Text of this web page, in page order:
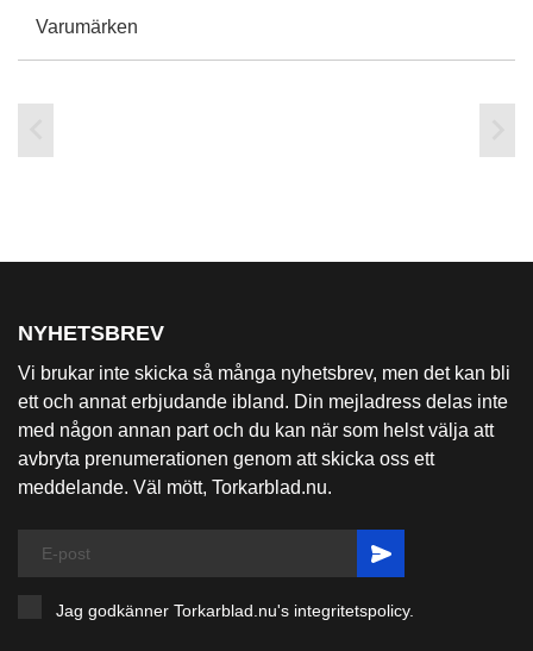
Varumärken
NYHETSBREV
Vi brukar inte skicka så många nyhetsbrev, men det kan bli
ett och annat erbjudande ibland. Din mejladress delas inte
med någon annan part och du kan när som helst välja att
avbryta prenumerationen genom att skicka oss ett
meddelande. Väl mött, Torkarblad.nu.
Jag godkänner Torkarblad.nu's integritetspolicy.